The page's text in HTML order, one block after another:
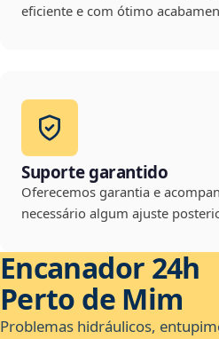
eficiente e com ótimo
Suporte garantido
Oferecemos garantia e
necessário algum ajuste
Encanador 24h
Perto de Mim
Problemas hidráulicos,